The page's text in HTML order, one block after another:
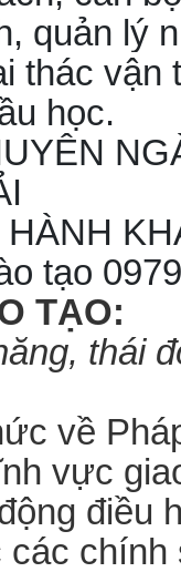
quản lý
thác
học.
tạo
TẠO:
thái
về
vực
điều
chính